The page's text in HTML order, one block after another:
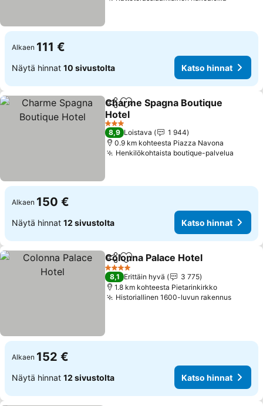
Alkaen 111 €
Näytä hinnat 10 sivustolta Katso hinnat
Jaa Lisää suosikkeihin
Charme Spagna Boutique
Hotel
Katso hinnat
3 Tähtiluokitus
8,9 Loistava
1 944
0.9 km kohteesta Piazza Navona
Henkilökohtaista boutique-palvelua
Alkaen 150 €
Näytä hinnat 12 sivustolta Katso hinnat
Jaa Lisää suosikkeihin
Colonna Palace Hotel
4 Tähtiluokitus
8,1 Erittäin hyvä
3 775
1.8 km kohteesta Pietarinkirkko
Historiallinen 1600-luvun rakennusKatso
Alkaen 152 €
Näytä hinnat 12 sivustolta Katso hinnat